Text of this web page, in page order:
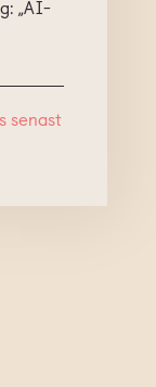
„AI-
senast